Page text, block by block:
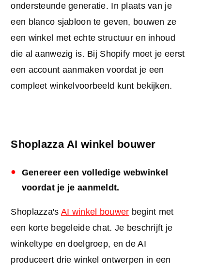
ondersteunde generatie. In plaats van je
een blanco sjabloon te geven, bouwen ze
een winkel met echte structuur en inhoud
die al aanwezig is. Bij Shopify moet je eerst
een account aanmaken voordat je een
compleet winkelvoorbeeld kunt bekijken.
Shoplazza AI winkel bouwer
Genereer een volledige webwinkel
voordat je je aanmeldt.
Shoplazza's AI winkel bouwer begint met
een korte begeleide chat. Je beschrijft je
winkeltype en doelgroep, en de AI
produceert drie winkel ontwerpen in een